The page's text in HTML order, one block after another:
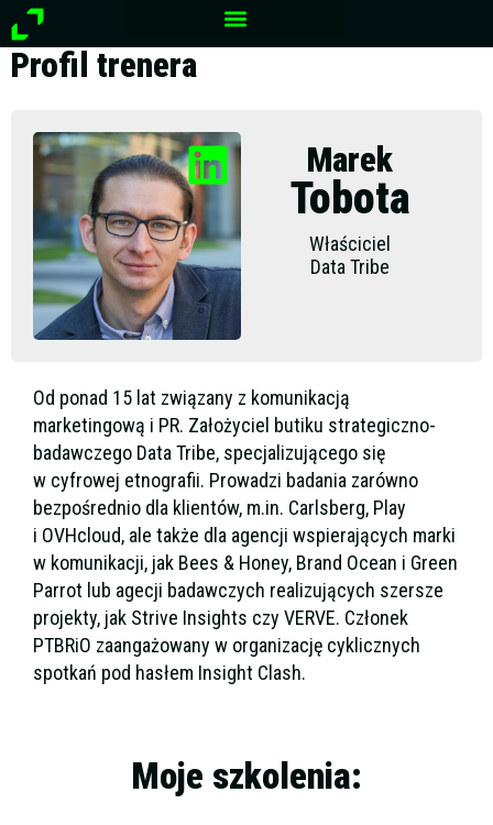
Przejdź
do
treści
Profil trenera
Marek
Tobota
Właściciel
Data Tribe
Od ponad 15 lat związany z komunikacją
marketingową i PR. Założyciel butiku strategiczno-
badawczego Data Tribe, specjalizującego się
w cyfrowej etnografii. Prowadzi badania zarówno
bezpośrednio dla klientów, m.in. Carlsberg, Play
i OVHcloud, ale także dla agencji wspierających marki
w komunikacji, jak Bees & Honey, Brand Ocean i Green
Parrot lub agecji badawczych realizujących szersze
projekty, jak Strive Insights czy VERVE. Członek
PTBRiO zaangażowany w organizację cyklicznych
spotkań pod hasłem Insight Clash.
Moje szkolenia: